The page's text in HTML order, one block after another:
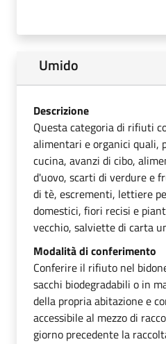
Umido
Descrizione
Questa categoria di rifiuti
alimentari e organici quali,
cucina, avanzi di cibo,
d'uovo, scarti di verdure e
di tè, escrementi, lettiere
domestici, fiori recisi e
vecchio, salviette di carta
Modalità di conferimento
Conferire il rifiuto nel
sacchi biodegradabili o in
della propria abitazione e
accessibile al mezzo di
giorno precedente la